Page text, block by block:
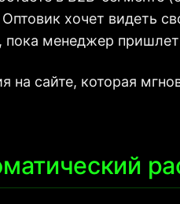
хочет видеть
менеджер пришлет
на сайте, которая